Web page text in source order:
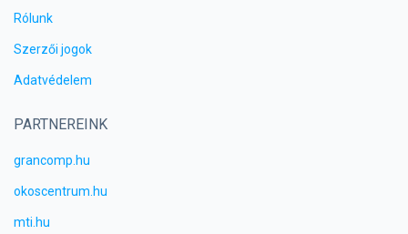
Rólunk
Szerzői jogok
Adatvédelem
PARTNEREINK
grancomp.hu
okoscentrum.hu
mti.hu